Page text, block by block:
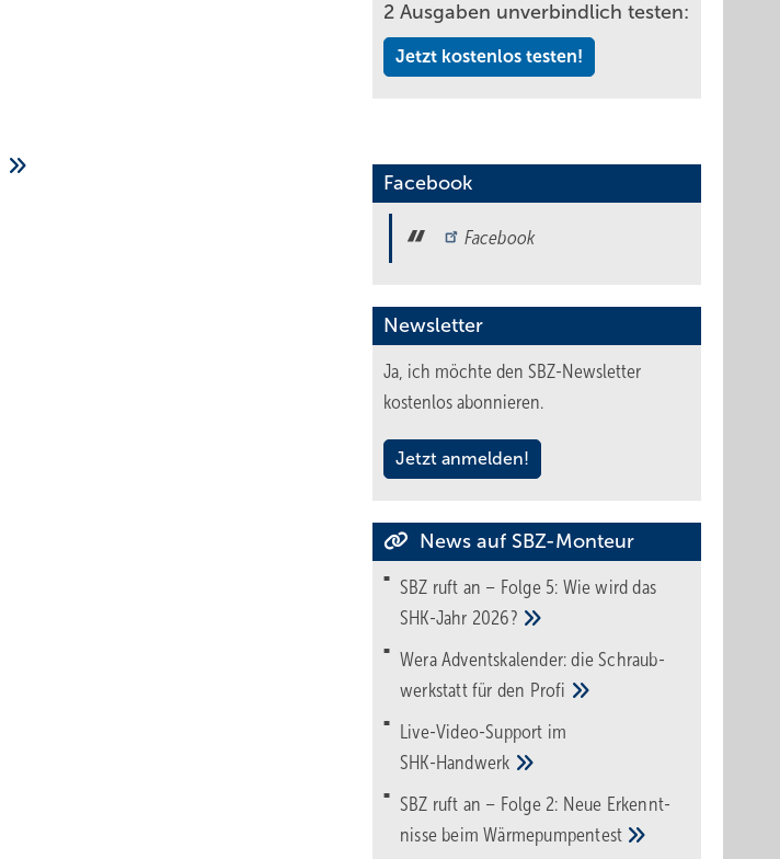
2 Ausgaben unverbindlich testen:
Jetzt kostenlos testen!
Facebook
Facebook
Newsletter
Ja, ich möchte den SBZ-Newsletter
kostenlos abonnieren.
Jetzt anmelden!
News auf SBZ-Monteur
SBZ ruft an – Folge 5: Wie wird das
SHK-Jahr 2026?
Wera Adventskalender: die Schraub­
werk­statt für den Pro­fi
Live-Video-Support im
SHK-Handwerk
SBZ ruft an – Folge 2: Neue Erkennt­
nisse beimWärme­pumpen­test